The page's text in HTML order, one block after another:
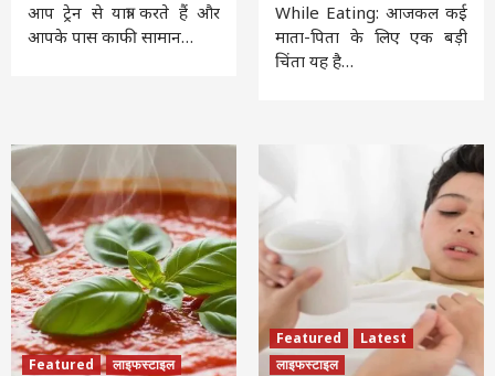
आप ट्रेन से यात्रा करते हैं और
आपके पास काफी सामान…
While Eating: आजकल कई
माता-पिता के लिए एक बड़ी
चिंता यह है…
Featured लाइफस्टाइल
Featured
Latest
लाइफस्टाइल